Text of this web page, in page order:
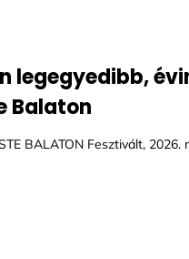
legegyedibb,
Balaton
BALATON Fesztivált, 2026.